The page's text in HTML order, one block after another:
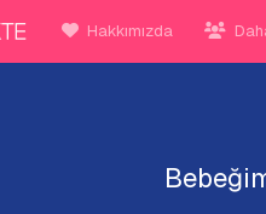
Hakkımızda